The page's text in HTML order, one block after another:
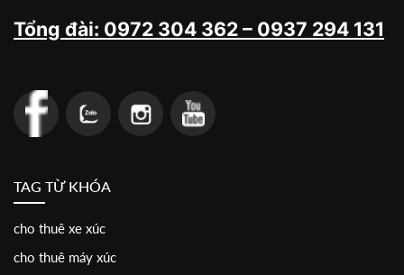
Tổng đài: 0972 304 362 – 0937 294 131
TAG TỪ KHÓA
cho thuê xe xúc
cho thuê máy xúc